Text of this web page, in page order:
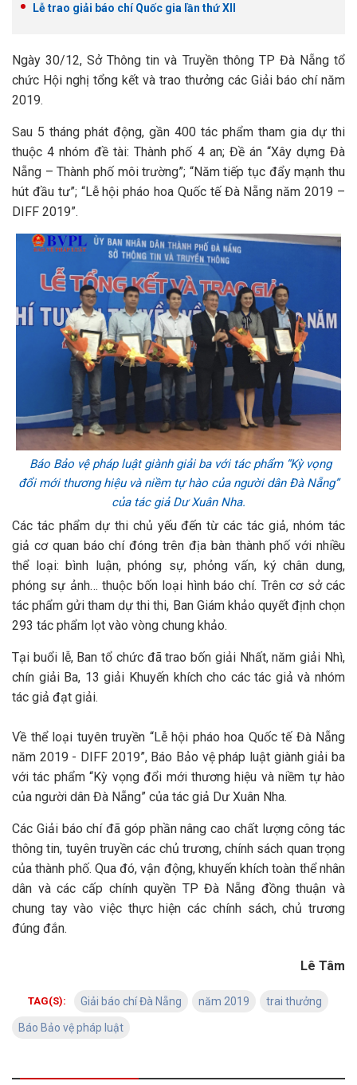
Lễ trao giải báo chí Quốc gia lần thứ XII
Ngày 30/12, Sở Thông tin và Truyền thông TP Đà Nẵng tổ
chức Hội nghị tổng kết và trao thưởng các Giải báo chí năm
2019.
Sau 5 tháng phát động, gần 400 tác phẩm tham gia dự thi
thuộc 4 nhóm đề tài: Thành phố 4 an; Đề án “Xây dựng Đà
Nẵng – Thành phố môi trường”; “Năm tiếp tục đẩy mạnh thu
hút đầu tư”; “Lễ hội pháo hoa Quốc tế Đà Nẵng năm 2019 –
DIFF 2019”.
Báo Bảo vệ pháp luật giành giải ba với tác phẩm “Kỳ vọng
đổi mới thương hiệu và niềm tự hào của người dân Đà Nẵng”
của tác giả Dư Xuân Nha.
Các tác phẩm dự thi chủ yếu đến từ các tác giả, nhóm tác
giả cơ quan báo chí đóng trên địa bàn thành phố với nhiều
thể loại: bình luận, phóng sự, phỏng vấn, ký chân dung,
phóng sự ảnh… thuộc bốn loại hình báo chí. Trên cơ sở các
tác phẩm gửi tham dự thi thi, Ban Giám khảo quyết định chọn
293 tác phẩm lọt vào vòng chung khảo.
Tại buổi lễ, Ban tổ chức đã trao bốn giải Nhất, năm giải Nhì,
chín giải Ba, 13 giải Khuyến khích cho các tác giả và nhóm
tác giả đạt giải.
Về thể loại tuyên truyền “Lễ hội pháo hoa Quốc tế Đà Nẵng
năm 2019 - DIFF 2019”, Báo Bảo vệ pháp luật giành giải ba
với tác phẩm “Kỳ vọng đổi mới thương hiệu và niềm tự hào
của người dân Đà Nẵng” của tác giả Dư Xuân Nha.
Các Giải báo chí đã góp phần nâng cao chất lượng công tác
thông tin, tuyên truyền các chủ trương, chính sách quan trọng
của thành phố. Qua đó, vận động, khuyến khích toàn thể nhân
dân và các cấp chính quyền TP Đà Nẵng đồng thuận và
chung tay vào việc thực hiện các chính sách, chủ trương
đúng đắn.
Lê Tâm
TAG(S): Giải báo chí Đà Nẵng năm 2019 trai thưởng
Báo Bảo vệ pháp luật